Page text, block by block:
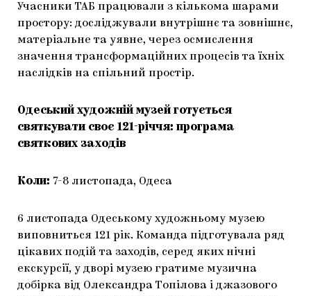
Учасники ТАБ працювали з кількома шарами
простору: досліджували внутрішнє та зовнішнє,
матеріальне та уявне, через осмислення
значення трансформаційних процесів та їхніх
наслідків на спільний простір.
Одеський художній музей готується
святкувати своє 121-річчя: програма
святкових заходів
Коли: 7-8 листопада, Одеса
6 листопада Одеському художньому музею
виповниться 121 рік. Команда підготувала ряд
цікавих подій та заходів, серед яких нічні
екскурсії, у дворі музею гратиме музична
добірка від Олександра Топілова і джазового